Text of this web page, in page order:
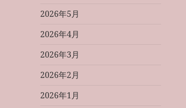
2026年5月
2026年4月
2026年3月
2026年2月
2026年1月